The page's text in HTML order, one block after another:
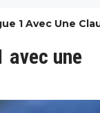
1 Avec Une
avec une